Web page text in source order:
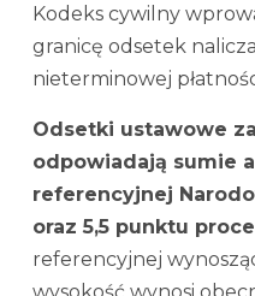
Kodeks cywilny
granicę odsetek
nieterminowej
Odsetki ustawowe
odpowiadają sumie
referencyjnej
oraz 5,5 punktu
referencyjnej